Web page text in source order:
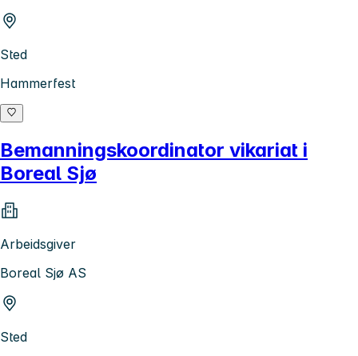
Sted
Hammerfest
Bemanningskoordinator vikariat i
Boreal Sjø
Arbeidsgiver
Boreal Sjø AS
Sted